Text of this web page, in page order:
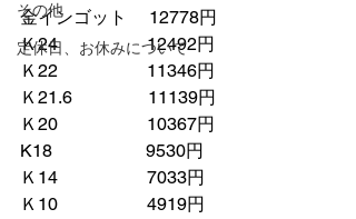
その他
定休日、お休みについて
金インゴット　 12778円
Ｋ24　　　　　12492円
Ｋ22　　　　　11346円
Ｋ21.6　　　　 11139円
Ｋ20　　　　　10367円
K18　　　　　 9530円
Ｋ14　　　　　7033円
Ｋ10　　　　　4919円